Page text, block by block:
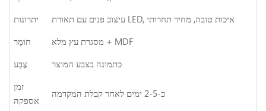
יתרונות
עיצוב פנים עם תאורת LED, איכות טובה, מחיר תחרותי
חוֹמֶר
מסגרת עץ מלא + MDF
צֶבַע
כתמונה בצבע המוצר
זמן
אספקה
כ-2-5 ימים לאחר קבלת המקדמה